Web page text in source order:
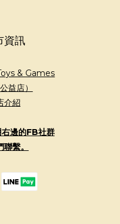
資訊
& Games
益店）
介紹
邊的FB社群
繫。